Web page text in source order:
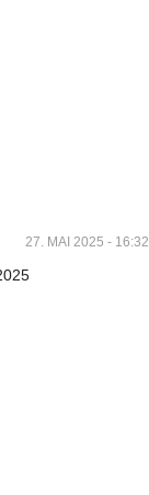
27. MAI 2025 - 16:32